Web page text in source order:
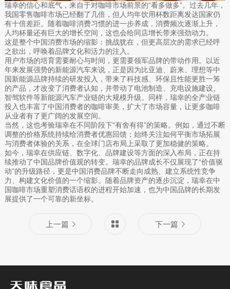
瑞幸的信心和底气，来自于对咖啡市场前景的“看多做多”。过去几年，
我国零售咖啡市场已经翻了几倍，但人均年饮用杯数距离发达国家仍
有十倍差距。随着咖啡消费习惯的进一步养成，消费频次逐渐上升，
人均杯量还有巨大的增长空间，这也会给同店增长带来强劲动力。
这是整个中国消费市场的缩影：挑战犹在，但更高层次的需求已经呼
之欲出，呼唤着品牌文化和活力的注入。
用户市场的培育需要耐心与时间，更需要领军品牌的带动作用。以近
年来发展强势的新能源汽车来说，正是因为比亚迪、蔚来、理想等中
国新能源品牌持续的研发投入，带来了科技感、环保且性能更胜一筹
的产品，才改变了消费者认知，并带动了电池制造、充电设施建设、
智驾软件等新能源汽车产业链的大规模升级。同样，瑞幸的全产业链
投入也丰富了中国消费者的咖啡审美，扩大了市场容量，让更多咖啡
从业者有了更广阔的发展空间。
当然，这也考验瑞幸在不同阶段下“有舍有得”的策略。例如，通过不断
调整的价格系统持续给消费者优惠回馈；始终关注如何平衡市场拓展
与消费者体验的关系，在全球门店布局上采取了更加稳健的策略。
如今，瑞幸在供应链、数字化、品牌建设等方面的深入布局，正在持
续推动了中国品牌价值观的转变。瑞幸的品牌成长不仅展现了“价值驱
动”的升级路径，更是中国消费品牌不断走向成熟、建立系统性竞争
力、构建文化价值的一个缩影。随着品牌资产的逐步沉淀，瑞幸在中
国咖啡市场重塑消费话语权的进程开始加速，也为中国品牌的长期发
展提供了一个可靠的新坐标。
上一篇 下一篇